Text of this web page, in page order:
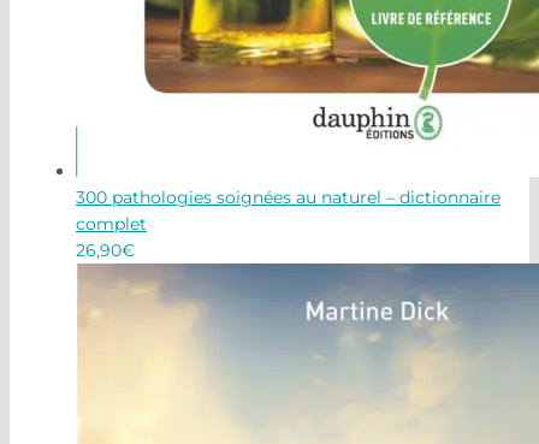
300 pathologies soignées au naturel – dictionnaire
complet
26,90€